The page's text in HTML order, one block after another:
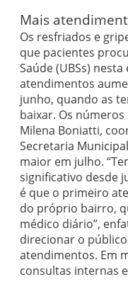
Mais
Os resfriados e
que pacientes
Saúde (UBSs)
atendimentos
junho, quando as
baixar. Os
Milena Boniatti,
Secretaria
maior em julho.
significativo desde
é que o primeiro
do próprio bairro,
médico diário”,
direcionar o
atendimentos. Em
consultas internas